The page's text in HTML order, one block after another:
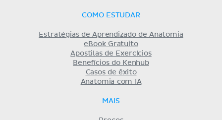
COMO ESTUDAR
Estratégias de Aprendizado de Anatomia
eBook Gratuito
Apostilas de Exercícios
Benefícios do Kenhub
Casos de êxito
Anatomia com IA
MAIS